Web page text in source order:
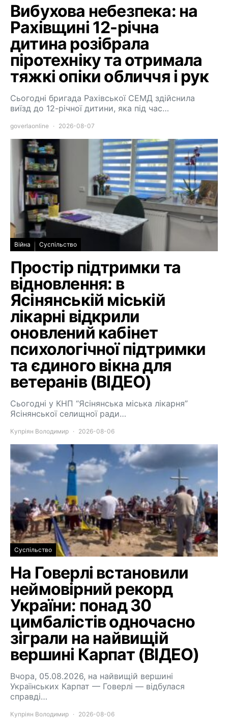
Вибухова небезпека: на
Рахівщині 12-річна
дитина розібрала
піротехніку та отримала
тяжкі опіки обличчя і рук
Сьогодні бригада Рахівської СЕМД здійснила
виїзд до 12-річної дитини, яка під час…
goverlaonline 2026-08-07
Війна Суспільство
Простір підтримки та
відновлення: в
Ясінянській міській
лікарні відкрили
оновлений кабінет
психологічної підтримки
та єдиного вікна для
ветеранів (ВІДЕО)
Сьогодні у КНП “Ясінянська міська лікарня”
Ясінянської селищної ради…
Купріян Володимир 2026-08-06
Суспільство
На Говерлі встановили
неймовірний рекорд
України: понад 30
цимбалістів одночасно
зіграли на найвищій
вершині Карпат (ВІДЕО)
Вчора, 05.08.2026, на найвищій вершині
Українських Карпат — Говерлі — відбулася
справді…
Купріян Володимир 2026-08-06